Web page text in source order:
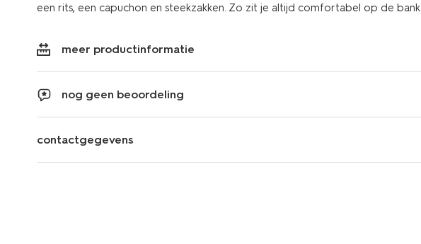
een rits, een capuchon en steekzakken. Zo zit je altijd comfortabel op de bank.
meer productinformatie
nog geen beoordeling
contactgegevens